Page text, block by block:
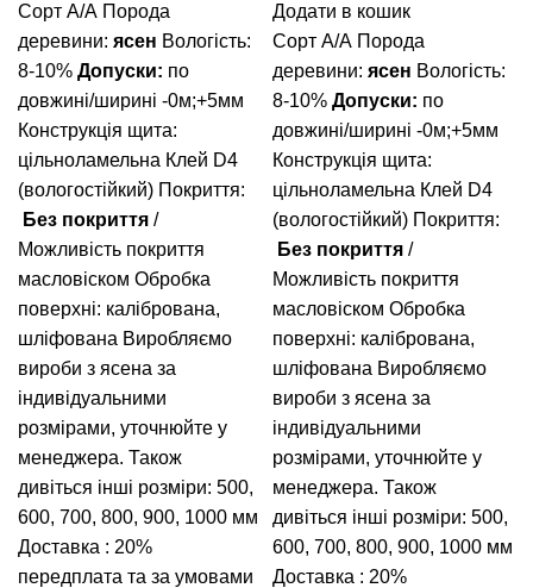
Сорт А/А Порода
деревини: ясен Вологість:
8-10% Допуски: по
довжині/ширині -0м;+5мм
Конструкція щита:
цільноламельна Клей D4
(вологостійкий) Покриття:
Без покриття /
Можливість покриття
масловіском Обробка
поверхні: калібрована,
шліфована Виробляємо
вироби з ясена за
індивідуальними
розмірами, уточнюйте у
менеджера. Також
дивіться інші розміри: 500,
600, 700, 800, 900, 1000 мм
Доставка : 20%
передплата та за умовами
Додати в кошик
Сорт А/А Порода
деревини: ясен Вологість:
8-10% Допуски: по
довжині/ширині -0м;+5мм
Конструкція щита:
цільноламельна Клей D4
(вологостійкий) Покриття:
Без покриття /
Можливість покриття
масловіском Обробка
поверхні: калібрована,
шліфована Виробляємо
вироби з ясена за
індивідуальними
розмірами, уточнюйте у
менеджера. Також
дивіться інші розміри: 500,
600, 700, 800, 900, 1000 мм
Доставка : 20%